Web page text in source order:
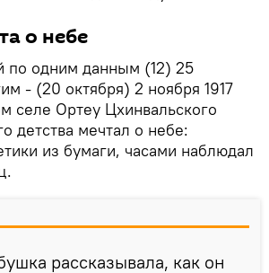
о небе
по одним данным (12) 25
- (20 октября) 2 ноября 1917
селе Ортеу Цхинвальского
детства мечтал о небе:
из бумаги, часами наблюдал
рассказывала, как он